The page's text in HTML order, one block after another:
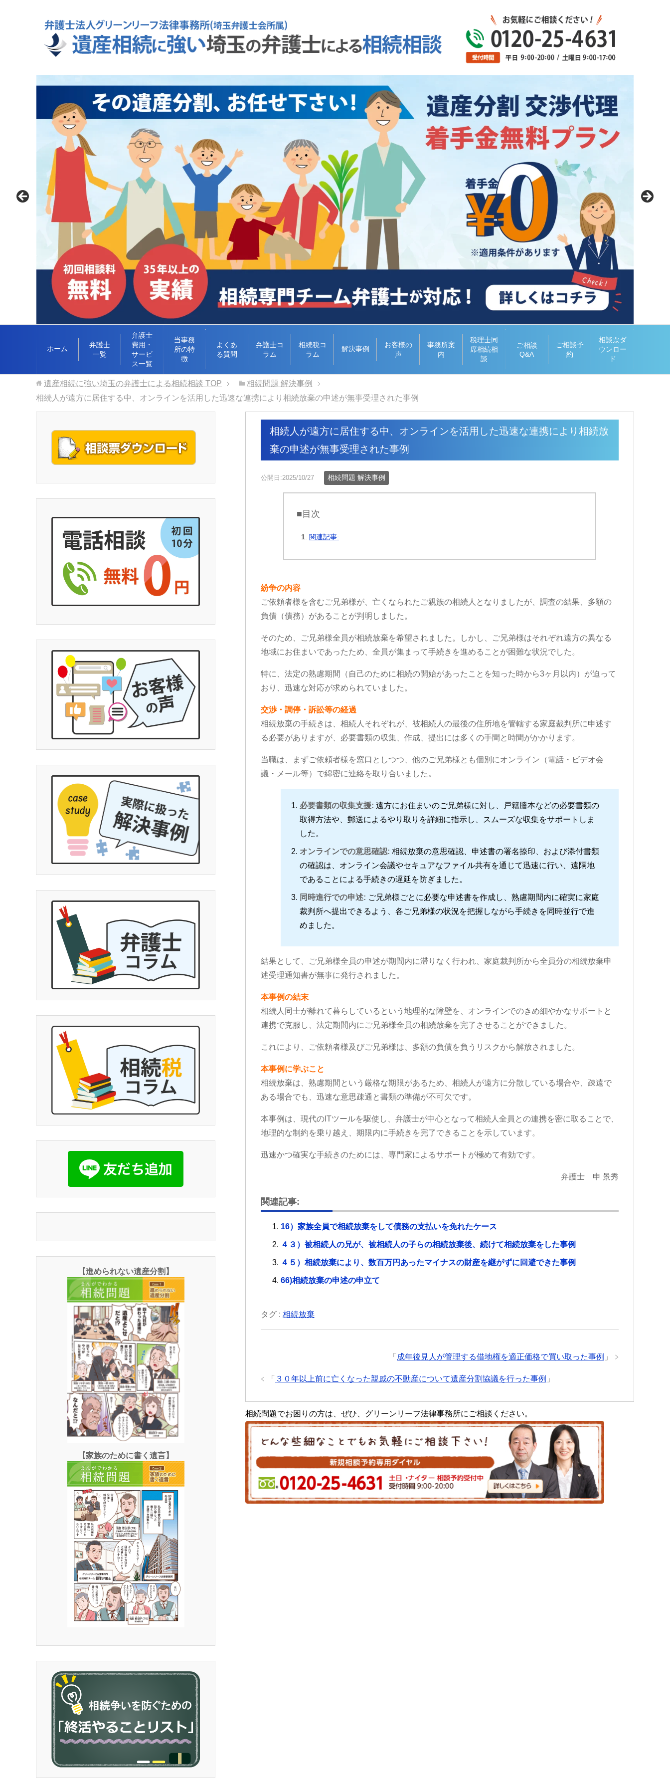
ホーム
弁護士
一覧
弁護士
費用・
サービ
ス一覧
当事務
所の特
徴
よくあ
る質問
弁護士コ
ラム
相続税コ
ラム
解決事例
お客様の
声
事務所案
内
税理士同
席相続相
談
ご相談
Q&A
ご相談予
約
相談票ダ
ウンロー
ド
遺産相続に強い埼玉の弁護士による相続相談 TOP
相続問題 解決事例
相続人が遠方に居住する中、オンラインを活用した迅速な連携により相続放棄の申述が無事受理された事例
相続人が遠方に居住する中、オンラインを活用した迅速な連携により相続放
棄の申述が無事受理された事例
公開日:2025/10/27 相続問題 解決事例
■目次
関連記事:
紛争の内容
ご依頼者様を含むご兄弟様が、亡くなられたご親族の相続人となりましたが、調査の結果、多額の
負債（債務）があることが判明しました。
そのため、ご兄弟様全員が相続放棄を希望されました。しかし、ご兄弟様はそれぞれ遠方の異なる
地域にお住まいであったため、全員が集まって手続きを進めることが困難な状況でした。
特に、法定の熟慮期間（自己のために相続の開始があったことを知った時から3ヶ月以内）が迫って
おり、迅速な対応が求められていました。
交渉・調停・訴訟等の経過
相続放棄の手続きは、相続人それぞれが、被相続人の最後の住所地を管轄する家庭裁判所に申述す
る必要がありますが、必要書類の収集、作成、提出には多くの手間と時間がかかります。
当職は、まずご依頼者様を窓口としつつ、他のご兄弟様とも個別にオンライン（電話・ビデオ会
議・メール等）で綿密に連絡を取り合いました。
必要書類の収集支援: 遠方にお住まいのご兄弟様に対し、戸籍謄本などの必要書類の
取得方法や、郵送によるやり取りを詳細に指示し、スムーズな収集をサポートしま
した。
オンラインでの意思確認: 相続放棄の意思確認、申述書の署名捺印、および添付書類
の確認は、オンライン会議やセキュアなファイル共有を通じて迅速に行い、遠隔地
であることによる手続きの遅延を防ぎました。
同時進行での申述: ご兄弟様ごとに必要な申述書を作成し、熟慮期間内に確実に家庭
裁判所へ提出できるよう、各ご兄弟様の状況を把握しながら手続きを同時並行で進
めました。
結果として、ご兄弟様全員の申述が期間内に滞りなく行われ、家庭裁判所から全員分の相続放棄申
述受理通知書が無事に発行されました。
本事例の結末
相続人同士が離れて暮らしているという地理的な障壁を、オンラインでのきめ細やかなサポートと
連携で克服し、法定期間内にご兄弟様全員の相続放棄を完了させることができました。
これにより、ご依頼者様及びご兄弟様は、多額の負債を負うリスクから解放されました。
本事例に学ぶこと
相続放棄は、熟慮期間という厳格な期限があるため、相続人が遠方に分散している場合や、疎遠で
ある場合でも、迅速な意思疎通と書類の準備が不可欠です。
本事例は、現代のITツールを駆使し、弁護士が中心となって相続人全員との連携を密に取ることで、
地理的な制約を乗り越え、期限内に手続きを完了できることを示しています。
迅速かつ確実な手続きのためには、専門家によるサポートが極めて有効です。
弁護士 申 景秀
関連記事:
16）家族全員で相続放棄をして債務の支払いを免れたケース
４３）被相続人の兄が、被相続人の子らの相続放棄後、続けて相続放棄をした事例
４５）相続放棄により、数百万円あったマイナスの財産を継がずに回避できた事例
66)相続放棄の申述の申立て
タグ : 相続放棄
「 成年後見人が管理する借地権を適正価格で買い取った事例 」
「 ３０年以上前に亡くなった親戚の不動産について遺産分割協議を行った事例 」
相続問題でお困りの方は、ぜひ、グリーンリーフ法律事務所にご相談ください。
【進められない遺産分割】
【家族のために書く遺言】